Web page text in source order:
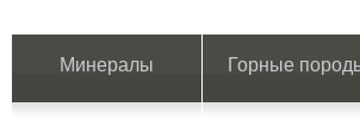
Минералы Горные